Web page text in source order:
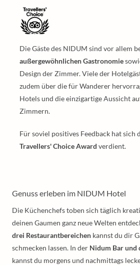
Die Gäste des NIDUM sind vor allem
außergewöhnlichen Gastronomie
Design der Zimmer. Viele der
zudem über die für Wanderer
Hotels und die einzigartige Aussicht
Zimmern.
Für soviel positives Feedback hat sich
Travellers' Choice Award verdient.
Genuss erleben im NIDUM Hotel
Die Küchenchefs toben sich täglich
deinen Gaumen ganz neue Welten
drei Restaurantbereichen kannst du dir
schmecken lassen. In der Nidum Bar und
kannst du morgens und nachmittags